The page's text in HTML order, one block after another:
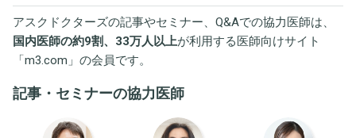
アスクドクターズの記事やセミナー、Q&Aでの協力医師は、
国内医師の約9割、33万人以上が利用する医師向けサイト
「m3.com 」の会員です。
記事・セミナーの協力医師